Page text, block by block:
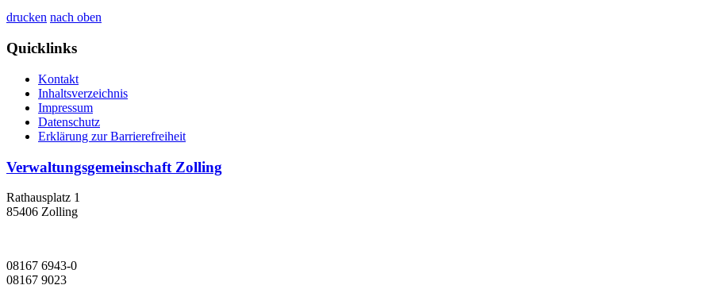
drucken nach oben
Quicklinks
Kontakt
Inhaltsverzeichnis
Impressum
Datenschutz
Erklärung zur Barrierefreiheit
Verwaltungsgemeinschaft Zolling
Rathausplatz 1
85406 Zolling
08167 6943-0
08167 9023